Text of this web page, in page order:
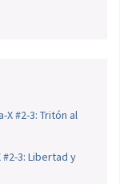
X #2-3: Tritón al
#2-3: Libertad y